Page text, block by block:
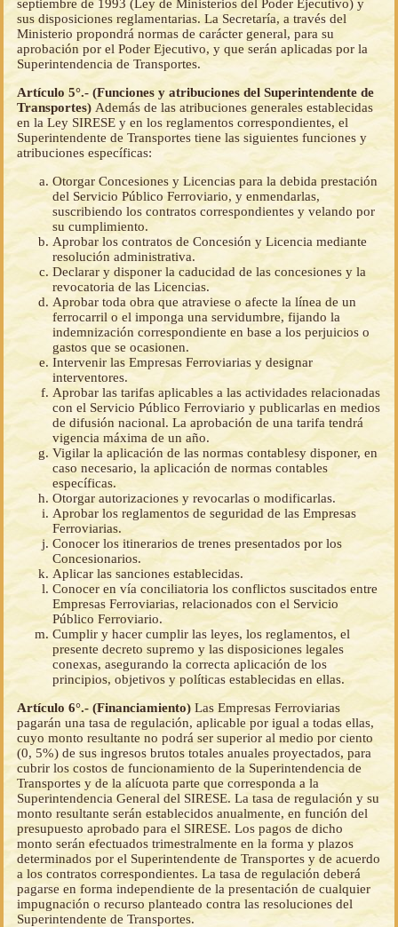
septiembre de 1993 (Ley de Ministerios del Poder Ejecutivo) y
sus disposiciones reglamentarias. La Secretaría, a través del
Ministerio propondrá normas de carácter general, para su
aprobación por el Poder Ejecutivo, y que serán aplicadas por la
Superintendencia de Transportes.
Artículo 5°.- (Funciones y atribuciones del Superintendente de
Transportes) Además de las atribuciones generales establecidas
en la Ley SIRESE y en los reglamentos correspondientes, el
Superintendente de Transportes tiene las siguientes funciones y
atribuciones específicas:
Otorgar Concesiones y Licencias para la debida prestación
del Servicio Público Ferroviario, y enmendarlas,
suscribiendo los contratos correspondientes y velando por
su cumplimiento.
Aprobar los contratos de Concesión y Licencia mediante
resolución administrativa.
Declarar y disponer la caducidad de las concesiones y la
revocatoria de las Licencias.
Aprobar toda obra que atraviese o afecte la línea de un
ferrocarril o el imponga una servidumbre, fijando la
indemnización correspondiente en base a los perjuicios o
gastos que se ocasionen.
Intervenir las Empresas Ferroviarias y designar
interventores.
Aprobar las tarifas aplicables a las actividades relacionadas
con el Servicio Público Ferroviario y publicarlas en medios
de difusión nacional. La aprobación de una tarifa tendrá
vigencia máxima de un año.
Vigilar la aplicación de las normas contablesy disponer, en
caso necesario, la aplicación de normas contables
específicas.
Otorgar autorizaciones y revocarlas o modificarlas.
Aprobar los reglamentos de seguridad de las Empresas
Ferroviarias.
Conocer los itinerarios de trenes presentados por los
Concesionarios.
Aplicar las sanciones establecidas.
Conocer en vía conciliatoria los conflictos suscitados entre
Empresas Ferroviarias, relacionados con el Servicio
Público Ferroviario.
Cumplir y hacer cumplir las leyes, los reglamentos, el
presente decreto supremo y las disposiciones legales
conexas, asegurando la correcta aplicación de los
principios, objetivos y políticas establecidas en ellas.
Artículo 6°.- (Financiamiento) Las Empresas Ferroviarias
pagarán una tasa de regulación, aplicable por igual a todas ellas,
cuyo monto resultante no podrá ser superior al medio por ciento
(0, 5%) de sus ingresos brutos totales anuales proyectados, para
cubrir los costos de funcionamiento de la Superintendencia de
Transportes y de la alícuota parte que corresponda a la
Superintendencia General del SIRESE. La tasa de regulación y su
monto resultante serán establecidos anualmente, en función del
presupuesto aprobado para el SIRESE. Los pagos de dicho
monto serán efectuados trimestralmente en la forma y plazos
determinados por el Superintendente de Transportes y de acuerdo
a los contratos correspondientes. La tasa de regulación deberá
pagarse en forma independiente de la presentación de cualquier
impugnación o recurso planteado contra las resoluciones del
Superintendente de Transportes.